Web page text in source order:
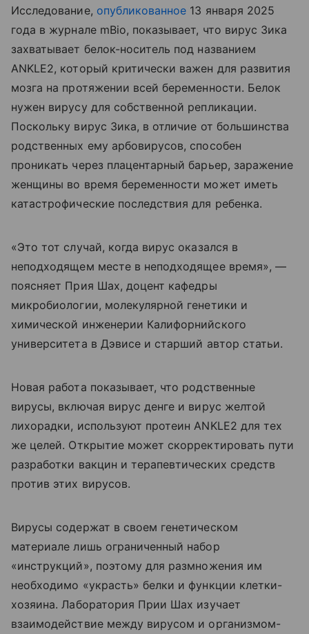
Исследование, опубликованное 13 января 2025
года в журнале mBio, показывает, что вирус Зика
захватывает белок-носитель под названием
ANKLE2, который критически важен для развития
мозга на протяжении всей беременности. Белок
нужен вирусу для собственной репликации.
Поскольку вирус Зика, в отличие от большинства
родственных ему арбовирусов, способен
проникать через плацентарный барьер, заражение
женщины во время беременности может иметь
катастрофические последствия для ребенка.
«Это тот случай, когда вирус оказался в
неподходящем месте в неподходящее время», —
поясняет Прия Шах, доцент кафедры
микробиологии, молекулярной генетики и
химической инженерии Калифорнийского
университета в Дэвисе и старший автор статьи.
Новая работа показывает, что родственные
вирусы, включая вирус денге и вирус желтой
лихорадки, используют протеин ANKLE2 для тех
же целей. Открытие может скорректировать пути
разработки вакцин и терапевтических средств
против этих вирусов.
Вирусы содержат в своем генетическом
материале лишь ограниченный набор
«инструкций», поэтому для размножения им
необходимо «украсть» белки и функции клетки-
хозяина. Лаборатория Прии Шах изучает
взаимодействие между вирусом и организмом-